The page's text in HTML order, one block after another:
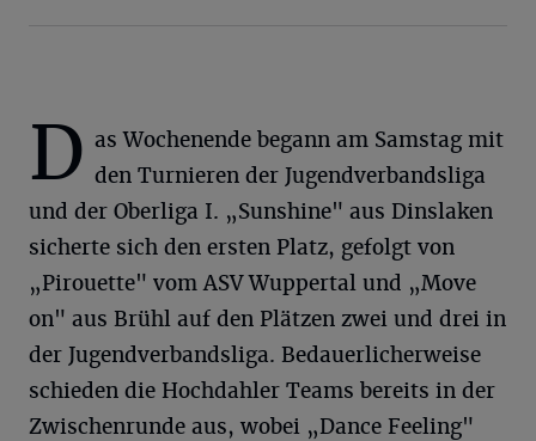
D as Wochenende begann am Samstag mit
den Turnieren der Jugendverbandsliga
und der Oberliga I. „Sunshine" aus Dinslaken
sicherte sich den ersten Platz, gefolgt von
„Pirouette" vom ASV Wuppertal und „Move
on" aus Brühl auf den Plätzen zwei und drei in
der Jugendverbandsliga. Bedauerlicherweise
schieden die Hochdahler Teams bereits in der
Zwischenrunde aus, wobei „Dance Feeling"